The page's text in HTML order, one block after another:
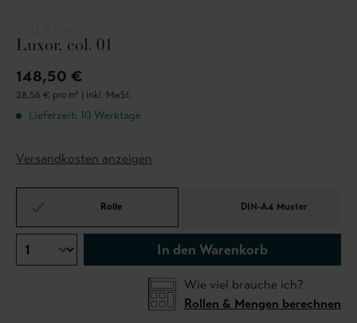
Luxor, col. 01
148,50 €
28,56 € pro m² | inkl. MwSt.
Lieferzeit: 10 Werktage
Versandkosten anzeigen
Rolle DIN-A4 Muster
In den Warenkorb
Wie viel brauche ich?
Rollen & Mengen berechnen